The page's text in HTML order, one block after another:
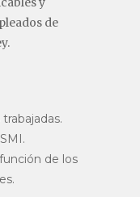
de
de los